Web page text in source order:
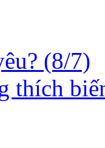
(8/7)
thích